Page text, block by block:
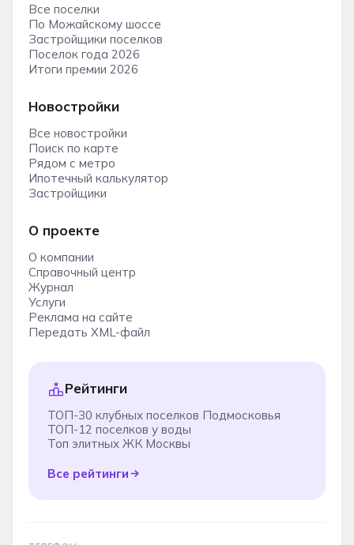
Все поселки
По Можайскому шоссе
Застройщики поселков
Поселок года 2026
Итоги премии 2026
Новостройки
Все новостройки
Поиск по карте
Рядом с метро
Ипотечный калькулятор
Застройщики
О проекте
О компании
Справочный центр
Журнал
Услуги
Реклама на сайте
Передать XML-файл
Рейтинги
ТОП-30 клубных поселков Подмосковья
ТОП-12 поселков у воды
Топ элитных ЖК Москвы
Все рейтинги